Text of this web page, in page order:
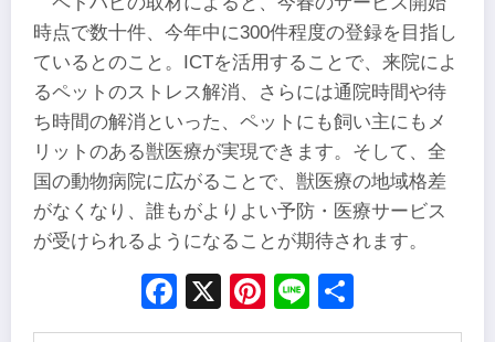
時点で数十件、今年中に300件程度の登録を目指し
ているとのこと。ICTを活用することで、来院によ
るペットのストレス解消、さらには通院時間や待
ち時間の解消といった、ペットにも飼い主にもメ
リットのある獣医療が実現できます。そして、全
国の動物病院に広がることで、獣医療の地域格差
がなくなり、誰もがよりよい予防・医療サービス
が受けられるようになることが期待されます。
Facebook
X Pinterest
Line